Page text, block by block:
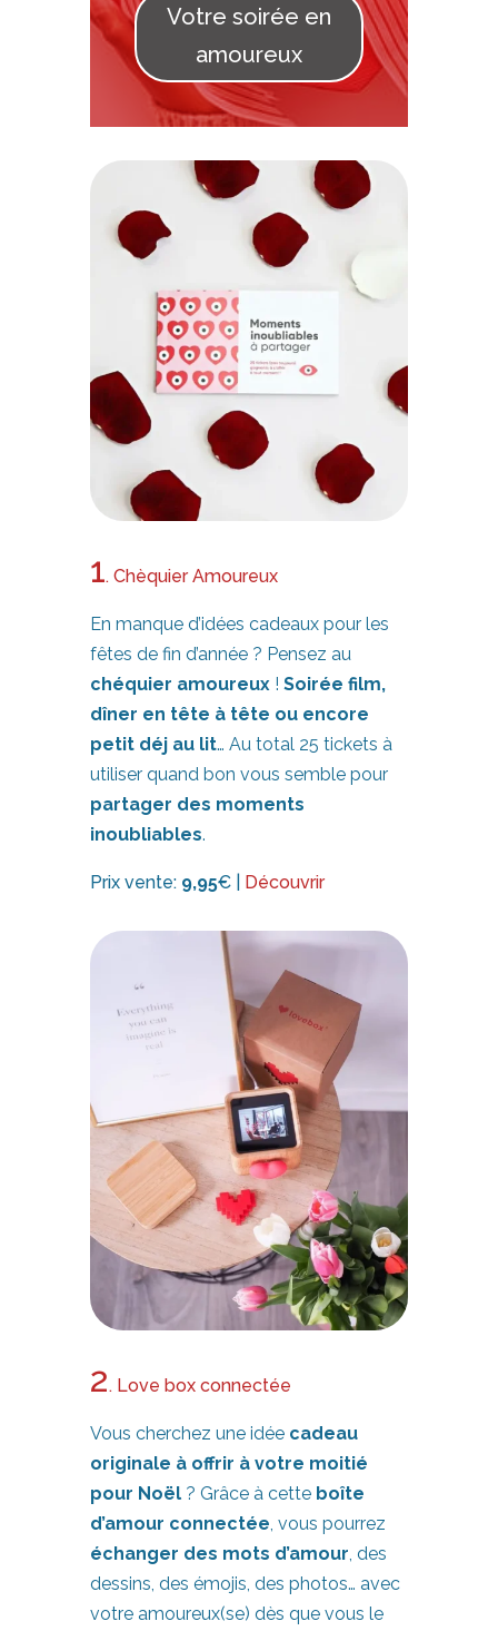
Votre soirée en
amoureux
1. Chèquier Amoureux
En manque d’idées cadeaux pour les
fêtes de fin d’année ? Pensez au
chéquier amoureux! Soirée film,
dîner en tête à tête ou encore
petit déj au lit… Au total 25 tickets à
utiliser quand bon vous semble pour
partager des moments
inoubliables.
Prix vente: 9,95€ | Découvrir
2. Love box connectée
Vous cherchez une idée cadeau
originale à offrir à votre moitié
pour Noël? Grâce à cette boîte
d’amour connectée, vous pourrez
échanger des mots d’amour, des
dessins, des émojis, des photos… avec
votre amoureux(se) dès que vous le